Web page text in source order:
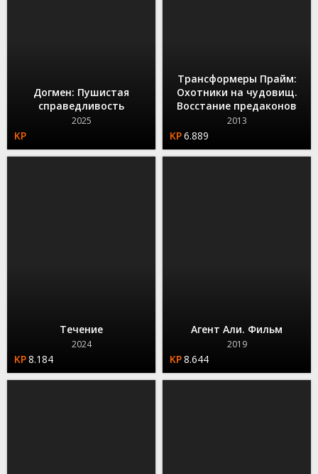
Догмен: Пушистая
справедливость
2025
Трансформеры Прайм:
Охотники на чудовищ.
Восстание предаконов
2013
6.889
Течение
2024
8.184
Агент Али. Фильм
2019
8.644